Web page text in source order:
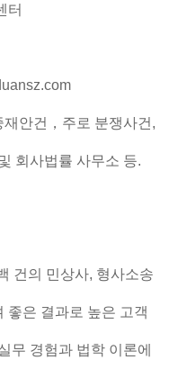
터
안건，주로 분쟁사건,
회사법률 사무소 등.
건의 민상사, 형사소송
좋은 결과로 높은 고객
무 경험과 법학 이론에